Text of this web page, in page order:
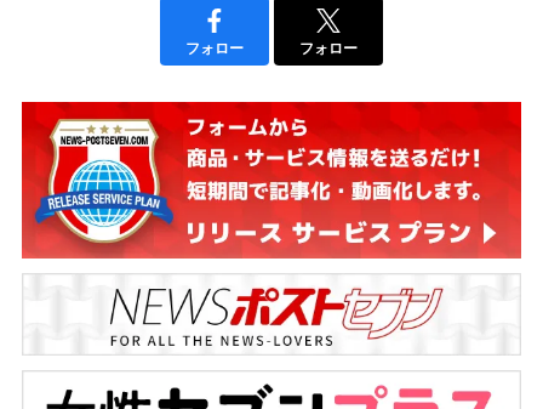
フォロー フォロー